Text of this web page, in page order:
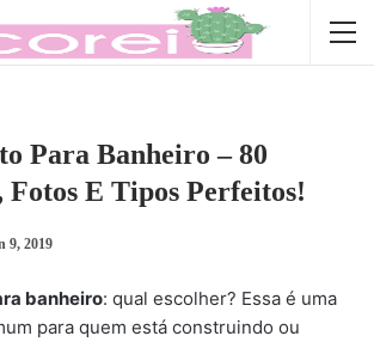
Para Banheiro – 80
Fotos E Tipos Perfeitos!
9, 2019
banheiro: qual escolher? Essa é uma
para quem está construindo ou